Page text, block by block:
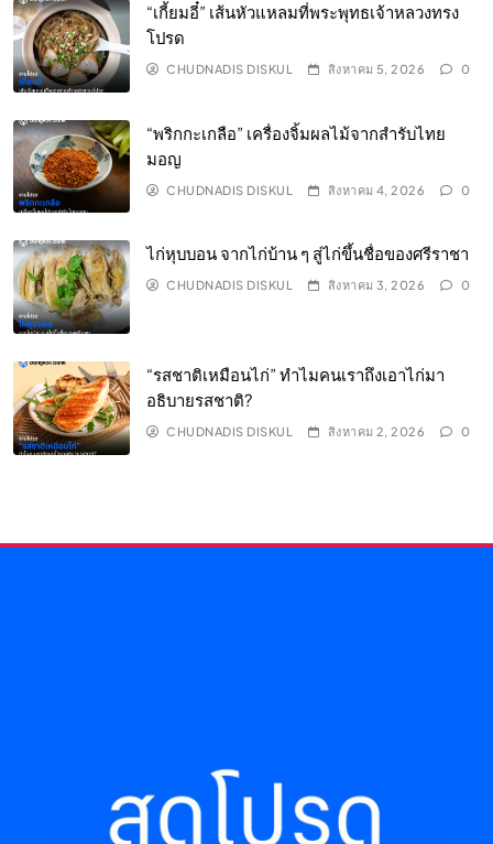
“เกี้ยมอี๋” เส้นหัวแหลมที่พระพุทธเจ้าหลวงทรง
โปรด
CHUDNADIS DISKUL สิงหาคม 5, 2026 0
“พริกกะเกลือ” เครื่องจิ้มผลไม้จากสำรับไทย
มอญ
CHUDNADIS DISKUL สิงหาคม 4, 2026 0
ไก่หุบบอน จากไก่บ้าน ๆ สู่ไก่ขึ้นชื่อของศรีราชา
CHUDNADIS DISKUL สิงหาคม 3, 2026 0
“รสชาติเหมือนไก่” ทำไมคนเราถึงเอาไก่มา
อธิบายรสชาติ?
CHUDNADIS DISKUL สิงหาคม 2, 2026 0